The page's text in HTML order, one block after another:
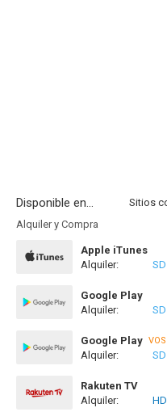
Disponible en...
Alquiler y Compra
Apple iTunes
Alquiler:
SD
Google Play
Alquiler:
SD
Google Play VOS
Alquiler: SD
Rakuten TV
Alquiler:
HD